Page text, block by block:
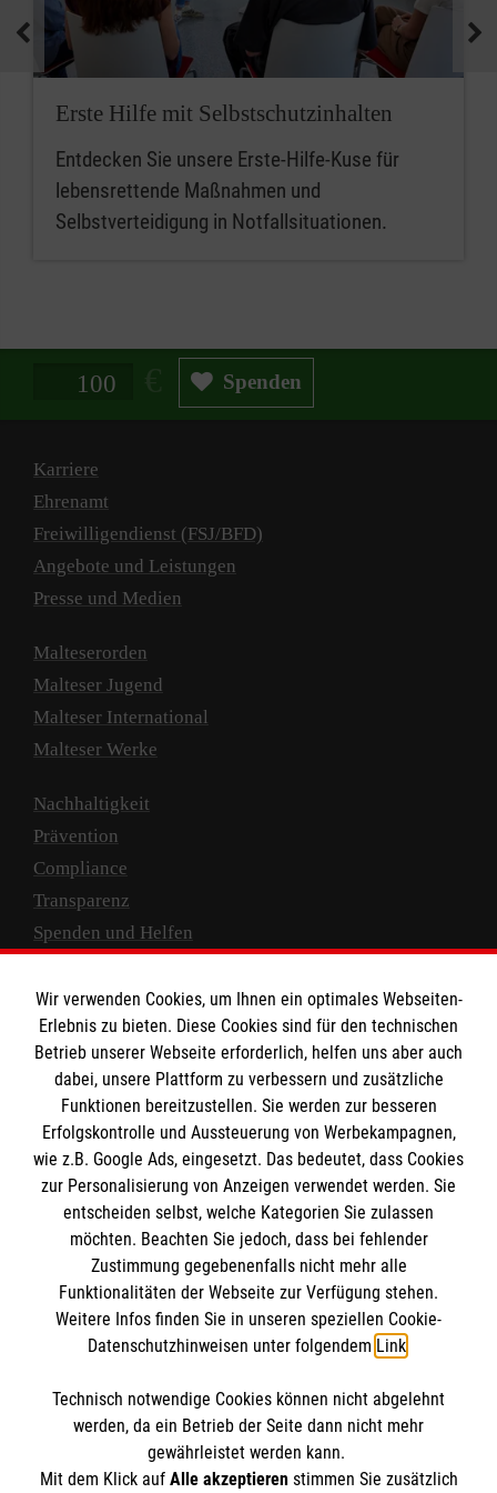
medizinische Geräte und koordinieren
Notfallmaßnahmen.
Zusammenfassend sind betriebliche
Ansprechpersonen für Erste Hilfe, während
Mitarbeitende im betrieblichen Sanitätsdienst
eine erweiterte Rolle bei der medizinischen
Erste Hilfe mit Selbstschutzinhalten
Entdecken Sie unsere Erste-Hilfe-Kuse für
lebensrettende Maßnahmen und
Selbstverteidigung in Notfallsituationen.
Spendenbetrag in Euro Spenden
Karriere
Ehrenamt
Freiwilligendienst (FSJ/BFD)
Angebote und Leistungen
Presse und Medien
Malteserorden
Malteser Jugend
Malteser International
Malteser Werke
Nachhaltigkeit
Prävention
Compliance
Transparenz
Spenden und Helfen
Empfänger: Malteser Hilfsdienst e.V.
IBAN: DE10 3706 0120 1201 2000 12
BIC: GENODED 1PA7
Newsletter abonnieren
Cookies verwalten|AGB|Impressum|Datenschutz
Barrierefreiheit |Kontakt| Sharepoint|Mediathek
Wir verwenden Cookies, um Ihnen ein optimales Webseiten-
Erlebnis zu bieten. Diese Cookies sind für den technischen
Betrieb unserer Webseite erforderlich, helfen uns aber auch
dabei, unsere Plattform zu verbessern und zusätzliche
Funktionen bereitzustellen. Sie werden zur besseren
Erfolgskontrolle und Aussteuerung von Werbekampagnen,
wie z.B. Google Ads, eingesetzt. Das bedeutet, dass Cookies
zur Personalisierung von Anzeigen verwendet werden. Sie
entscheiden selbst, welche Kategorien Sie zulassen
möchten. Beachten Sie jedoch, dass bei fehlender
Zustimmung gegebenenfalls nicht mehr alle
Funktionalitäten der Webseite zur Verfügung stehen.
Weitere Infos finden Sie in unseren speziellen Cookie-
Datenschutzhinweisen unter folgendem Link.
Technisch notwendige Cookies können nicht abgelehnt
werden, da ein Betrieb der Seite dann nicht mehr
gewährleistet werden kann.
Mit dem Klick auf Alle akzeptierenstimmen Sie zusätzlich